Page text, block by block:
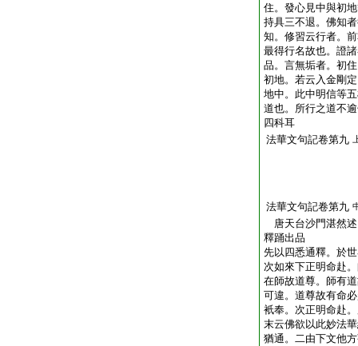
住。發心見中與初
持具三不退。佛知
知。修習云行者。
最得行名故也。證
品。言無垢者。初
初地。若云入金剛
地中。此中明信等
道也。所行之道不
四科耳
法華文句記卷第九
法華文句記卷第九
唐天台沙門湛然
釋踊出品
先以四悉通釋。於
次如來下正明命赴
在師故道尊。師有
可違。道尊故有命
衹奉。次正明命赴
末云佛欲以此妙法
猶通。二由下文他